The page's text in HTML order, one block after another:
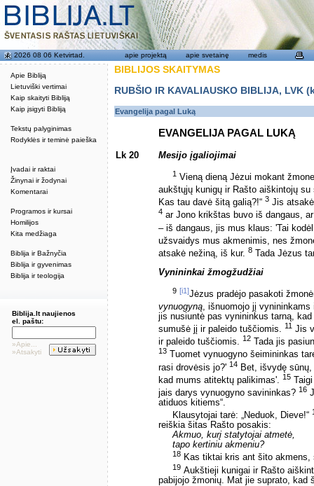
Apie Bibliją
Lietuviški vertimai
Kaip skaityti Bibliją
Kaip įsigyti Bibliją
Tekstų palyginimas
Rodyklės ir teminė paieška
Įvadai ir raktai
Žinynai ir žodynai
Komentarai
Programos ir kursai
Homilijos
Kita medžiaga
Biblija ir Bažnyčia
Biblija ir gyvenimas
Biblija ir teologija
2026 08 06 Ketvirtad. apie projektą apie svetainę medis
Biblija.lt naujienos
el. paštu:
»Apie...
»Atsakyti
BIBLIJOS SKAITYMAS
RUBŠIO IR KAVALIAUSKO BIBLIJA,
Evangelija pagal Luką
EVANGELIJA PAGAL LUKĄ
Lk 20 Mesijo įgaliojimai
1 Vieną dieną Jėzui mokant
aukštųjų kunigų ir Rašto aiškintojų
Kas tau davė šitą galią?!“ 3 Jis
4 ar Jono krikštas buvo iš dangaus,
– iš dangaus, jis mus klaus: 'Tai
užsvaidys mus akmenimis, nes
atsakė nežiną, iš kur. 8 Tada Jėzus
Vynininkai žmogžudžiai
9 [i1]Jėzus pradėjo pasakoti
vynuogyną, išnuomojo jį
jis nusiuntė pas vynininkus tarną,
sumušė jį ir paleido tuščiomis. 11 Jis
ir paleido tuščiomis. 12 Tada jis
13 Tuomet vynuogyno šeimininkas
rasi drovėsis jo?' 14 Bet, išvydę
kad mums atitektų palikimas'. 15
jais darys vynuogyno savininkas? 16
atiduos kitiems“.
Klausytojai tarė: „Neduok, Dieve!“
reiškia šitas Rašto posakis:
Akmuo, kurį statytojai atmetė,
tapo kertiniu akmeniu?
18 Kas tiktai kris ant šito
19 Aukštieji kunigai ir Rašto
pabijojo žmonių. Mat jie suprato, kad